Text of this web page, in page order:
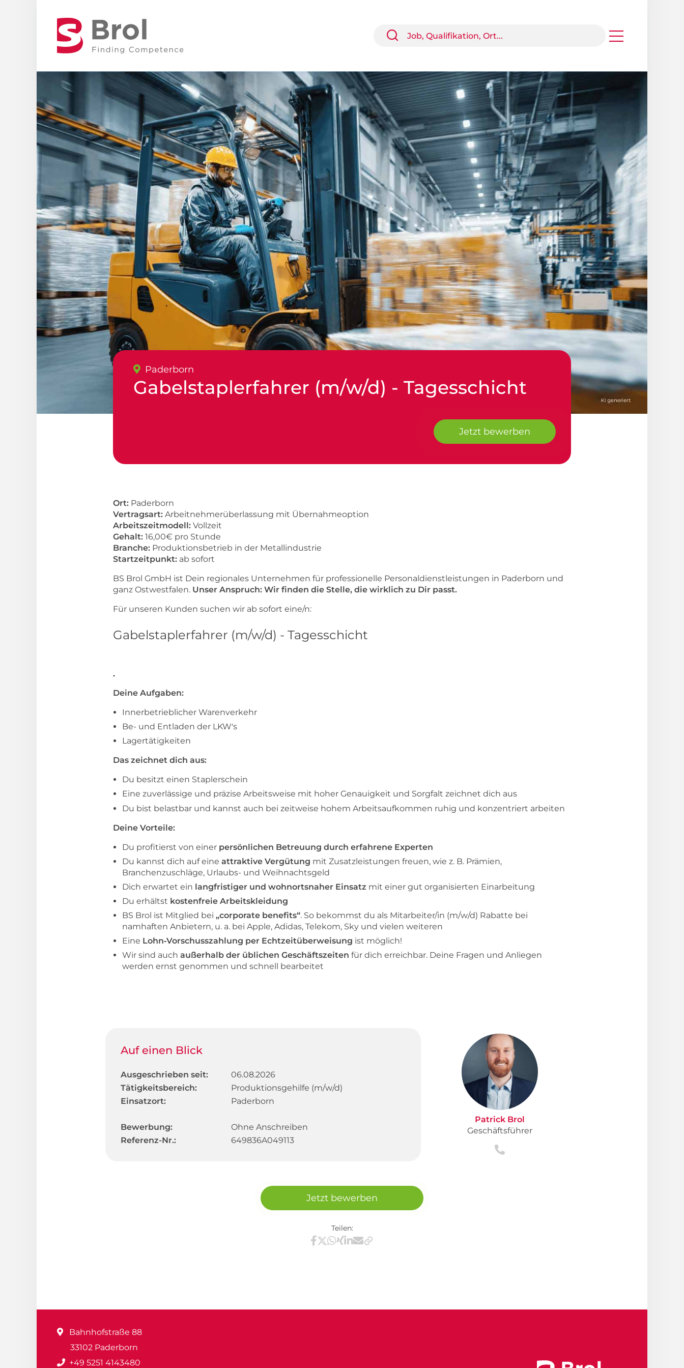
Paderborn
Gabelstaplerfahrer (m/w/d) - Tagesschicht
Jetzt bewerben
Ort: Paderborn
Vertragsart: Arbeitnehmerüberlassung mit Übernahmeoption
Arbeitszeitmodell: Vollzeit
Gehalt: 16,00€ pro Stunde
Branche: Produktionsbetrieb in der Metallindustrie
Startzeitpunkt: ab sofort
BS Brol GmbH ist Dein regionales Unternehmen für professionelle Personaldienstleistungen in Paderborn und
ganz Ostwestfalen. Unser Anspruch: Wir finden die Stelle, die wirklich zu Dir passt.
Für unseren Kunden suchen wir ab sofort eine/n:
Gabelstaplerfahrer (m/w/d) - Tagesschicht
.
Deine Aufgaben:
Innerbetrieblicher Warenverkehr
Be- und Entladen der LKW's
Lagertätigkeiten
Das zeichnet dich aus:
Du besitzt einen Staplerschein
Eine zuverlässige und präzise Arbeitsweise mit hoher Genauigkeit und Sorgfalt zeichnet dich aus
Du bist belastbar und kannst auch bei zeitweise hohem Arbeitsaufkommen ruhig und konzentriert arbeiten
Deine Vorteile:
Du profitierst von einer persönlichen Betreuung durch erfahrene Experten
Du kannst dich auf eine attraktive Vergütung mit Zusatzleistungen freuen, wie z. B. Prämien,
Branchenzuschläge, Urlaubs- und Weihnachtsgeld
Dich erwartet ein langfristiger und wohnortsnaher Einsatz mit einer gut organisierten Einarbeitung
Du erhältst kostenfreie Arbeitskleidung
BS Brol ist Mitglied bei „corporate benefits“. So bekommst du als Mitarbeiter/in (m/w/d) Rabatte bei
namhaften Anbietern, u. a. bei Apple, Adidas, Telekom, Sky und vielen weiteren
Eine Lohn‑Vorschusszahlung per Echtzeitüberweisung ist möglich!
Wir sind auch außerhalb der üblichen Geschäftszeiten für dich erreichbar. Deine Fragen und Anliegen
werden ernst genommen und schnell bearbeitet
Auf einen Blick
Ausgeschrieben seit:
06.08.2026
Tätigkeitsbereich:
Produktionsgehilfe (m/w/d)
Einsatzort:
Paderborn
Bewerbung:
Ohne Anschreiben
Referenz-Nr.:
649836A049113
Patrick Brol
Geschäftsführer
Jetzt bewerben
Teilen:
Teilen via Facebook
Teilen via X / Twitter
Teilen via WhatsApp
Teilen via Xing
Teilen via LinkedIn
Teilen via E-Mail
Bahnhofstraße 88
33102 Paderborn
+49 5251 4143480